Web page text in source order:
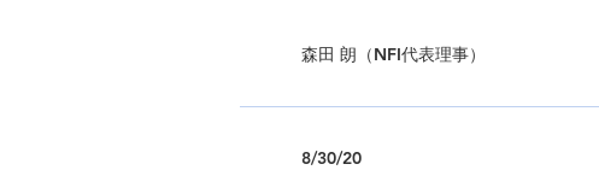
森田 朗（NFI代表理事）
8/30/20